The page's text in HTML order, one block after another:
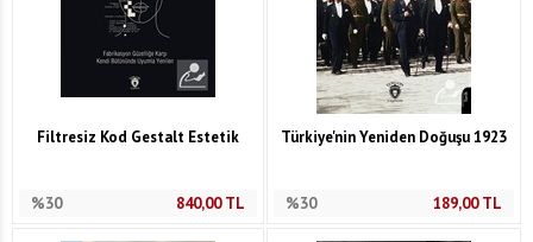
Filtresiz Kod Gestalt Estetik
%30 840,00TL
Türkiye'nin Yeniden Doğuşu 1923
%30 189,00TL